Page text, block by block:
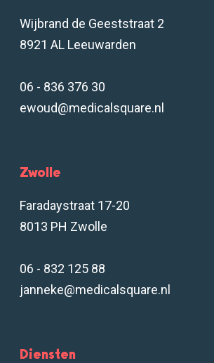
Wijbrand de Geeststraat 2
8921 AL Leeuwarden
06 - 836 376 30
ewoud@medicalsquare.nl
Zwolle
Faradaystraat 17-20
8013 PH Zwolle
06 - 832 125 88
janneke@medicalsquare.nl
Diensten